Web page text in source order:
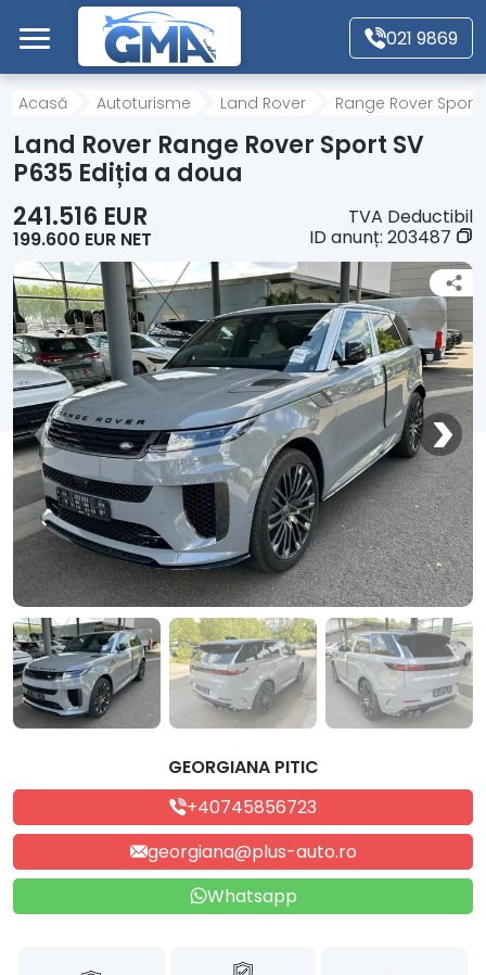
Mergi direct la conținutul principal
021 9869
Acasă
Autoturisme
Motociclete
Autoutilitare
Alte tipuri vehicule
Despre Noi
Contact
Acasă Autoturisme Land Rover Range Rover Sport
Land Rover Range Rover Sport SV
P635 Ediția a doua
241.516 EUR
199.600 EUR NET
TVA Deductibil
ID anunț: 203487
GEORGIANA PITIC
+40745856723
georgiana@plus-auto.ro
Whatsapp